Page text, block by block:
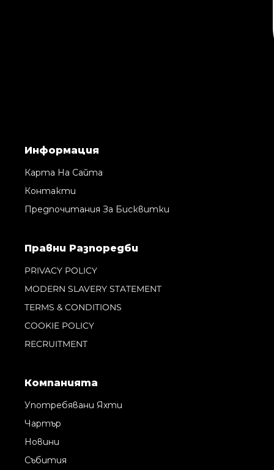
Информация
Карта На Сайта
Контакти
Предпочитания За Бисквитки
Правни Pазпоредби
PRIVACY POLICY
MODERN SLAVERY STATEMENT
TERMS & CONDITIONS
COOKIE POLICY
RECRUITMENT
Компанията
Употребявани Яхти
Чартър
Новини
Събития